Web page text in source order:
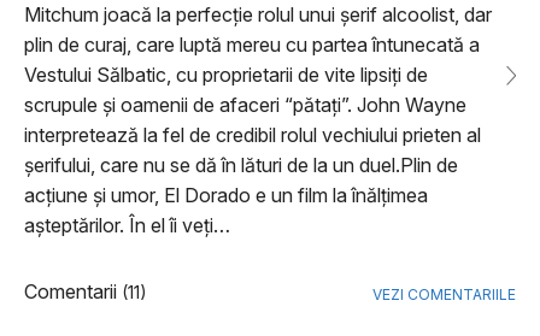
Mitchum joacă la perfecție rolul unui șerif alcoolist, dar
plin de curaj, care luptă mereu cu partea întunecată a
Vestului Sălbatic, cu proprietarii de vite lipsiți de
scrupule și oamenii de afaceri “pătați”. John Wayne
interpretează la fel de credibil rolul vechiului prieten al
șerifului, care nu se dă în lături de la un duel.Plin de
acțiune și umor, El Dorado e un film la înălțimea
așteptărilor. În el îi veți…
Comentarii (11) VEZI COMENTARIILE